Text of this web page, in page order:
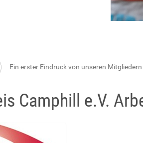
Ein erster Eindruck von unseren Mitgliedern
Camphill e.V.